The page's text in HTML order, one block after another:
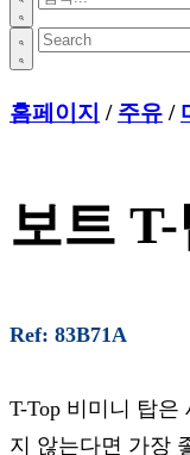
홈페이지 / 주유 /
보트
Ref: 83B71A
T-Top 비미니 탑
지 않는다면 가장